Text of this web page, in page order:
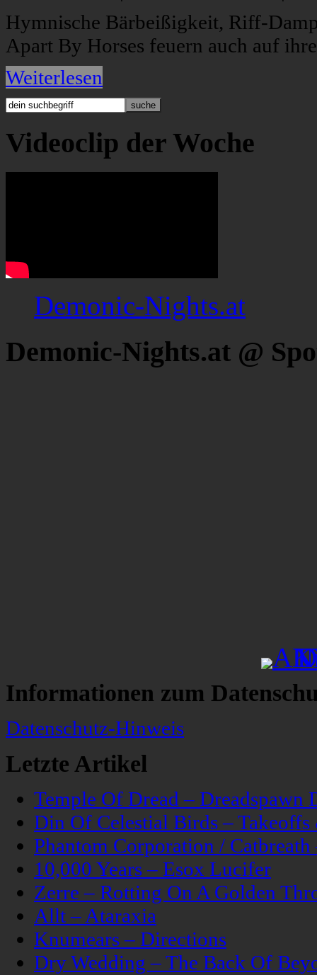
Hymnische Bärbeißigkeit, Riff-
Apart By Horses feuern auch auf
Weiterlesen
Videoclip der Woche
Demonic-Nights.at
Demonic-Nights.at @
Informationen zum
Datenschutz-Hinweis
Letzte Artikel
Temple Of Dread – Dreadspawn
Din Of Celestial Birds –
Phantom Corporation /
10,000 Years – Esox Lucifer
Zerre – Rotting On A Golden
Allt – Ataraxia
Knumears – Directions
Dry Wedding – The Back Of